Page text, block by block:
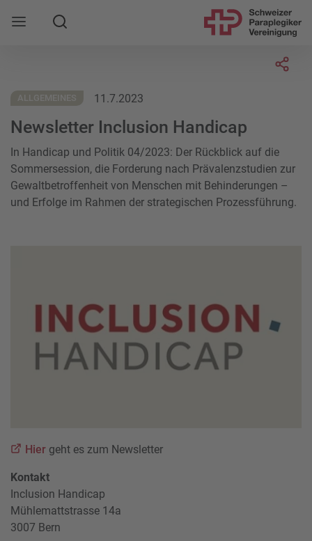
Mobile Navigation öffnen
Suche
ALLGEMEINES 11.7.2023
Newsletter Inclusion Handicap
In Handicap und Politik 04/2023: Der Rückblick auf die
Sommersession, die Forderung nach Prävalenzstudien zur
Gewaltbetroffenheit von Menschen mit Behinderungen –
und Erfolge im Rahmen der strategischen Prozessführung.
Hier geht es zum Newsletter
Kontakt
Inclusion Handicap
Mühlemattstrasse 14a
3007 Bern